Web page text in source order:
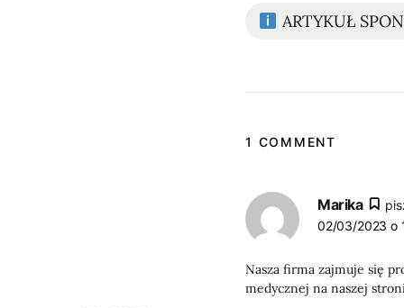
ARTYKUŁ
1 COMMENT
Marika
02/03/2023 o
Nasza firma zajmuje się
medycznej na naszej